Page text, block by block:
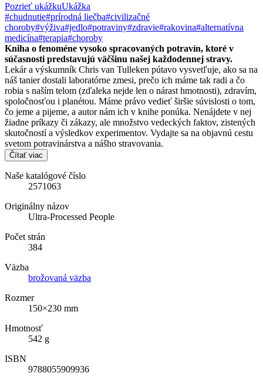
Pozrieť ukážkuUkážka
#chudnutie#prírodná liečba#civilizačné
choroby#výživa#jedlo#potraviny#zdravie#rakovina#alternatívna
medicína#terapia#choroby
Kniha o fenoméne vysoko spracovaných potravín, ktoré v
súčasnosti predstavujú väčšinu našej každodennej stravy.
Lekár a výskumník Chris van Tulleken pútavo vysvetľuje, ako sa na
náš tanier dostali laboratórne zmesi, prečo ich máme tak radi a čo
robia s naším telom (zďaleka nejde len o nárast hmotnosti), zdravím,
spoločnosťou i planétou. Máme právo vedieť širšie súvislosti o tom,
čo jeme a pijeme, a autor nám ich v knihe ponúka. Nenájdete v nej
žiadne príkazy či zákazy, ale množstvo vedeckých faktov, zistených
skutočností a výsledkov experimentov. Vydajte sa na objavnú cestu
svetom potravinárstva a nášho stravovania.
Čítať viac
Naše katalógové číslo
2571063
Originálny názov
Ultra-Processed People
Počet strán
384
Väzba
brožovaná väzba
Rozmer
150×230 mm
Hmotnosť
542 g
ISBN
9788055909936